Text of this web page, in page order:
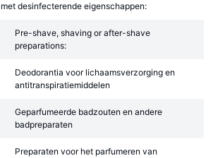
met desinfecterende eigenschappen:
Pre-shave, shaving or after-shave
preparations:
Deodorantia voor lichaamsverzorging en
antitranspiratiemiddelen
Geparfumeerde badzouten en andere
badpreparaten
Preparaten voor het parfumeren van